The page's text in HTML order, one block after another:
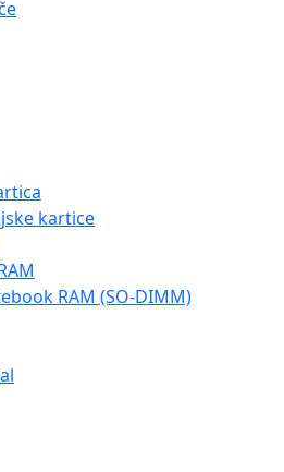
kartice
RAM (SO-DIMM)